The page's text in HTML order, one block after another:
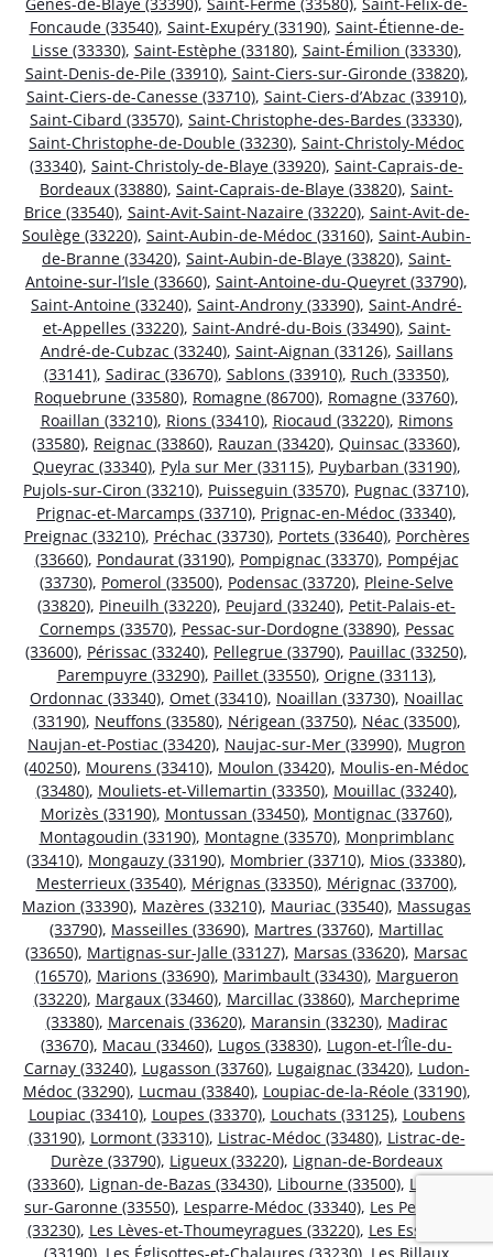
Foncaude (33540), Saint-Exupéry (33190), Saint-Étienne-de-
Lisse (33330), Saint-Estèphe (33180), Saint-Émilion (33330),
Saint-Denis-de-Pile (33910), Saint-Ciers-sur-Gironde (33820),
Saint-Ciers-de-Canesse (33710), Saint-Ciers-d’Abzac (33910),
Saint-Cibard (33570), Saint-Christophe-des-Bardes (33330),
Saint-Christophe-de-Double (33230), Saint-Christoly-Médoc
(33340), Saint-Christoly-de-Blaye (33920), Saint-Caprais-de-
Bordeaux (33880), Saint-Caprais-de-Blaye (33820), Saint-
Brice (33540), Saint-Avit-Saint-Nazaire (33220), Saint-Avit-de-
Soulège (33220), Saint-Aubin-de-Médoc (33160), Saint-Aubin-
de-Branne (33420), Saint-Aubin-de-Blaye (33820), Saint-
Antoine-sur-l’Isle (33660), Saint-Antoine-du-Queyret (33790),
Saint-Antoine (33240), Saint-Androny (33390), Saint-André-
et-Appelles (33220), Saint-André-du-Bois (33490), Saint-
André-de-Cubzac (33240), Saint-Aignan (33126), Saillans
(33141), Sadirac (33670), Sablons (33910), Ruch (33350),
Roquebrune (33580), Romagne (86700), Romagne (33760),
Roaillan (33210), Rions (33410), Riocaud (33220), Rimons
(33580), Reignac (33860), Rauzan (33420), Quinsac (33360),
Queyrac (33340), Pyla sur Mer (33115), Puybarban (33190),
Pujols-sur-Ciron (33210), Puisseguin (33570), Pugnac (33710),
Prignac-et-Marcamps (33710), Prignac-en-Médoc (33340),
Preignac (33210), Préchac (33730), Portets (33640), Porchères
(33660), Pondaurat (33190), Pompignac (33370), Pompéjac
(33730), Pomerol (33500), Podensac (33720), Pleine-Selve
(33820), Pineuilh (33220), Peujard (33240), Petit-Palais-et-
Cornemps (33570), Pessac-sur-Dordogne (33890), Pessac
(33600), Périssac (33240), Pellegrue (33790), Pauillac (33250),
Parempuyre (33290), Paillet (33550), Origne (33113),
Ordonnac (33340), Omet (33410), Noaillan (33730), Noaillac
(33190), Neuffons (33580), Nérigean (33750), Néac (33500),
Naujan-et-Postiac (33420), Naujac-sur-Mer (33990), Mugron
(40250), Mourens (33410), Moulon (33420), Moulis-en-Médoc
(33480), Mouliets-et-Villemartin (33350), Mouillac (33240),
Morizès (33190), Montussan (33450), Montignac (33760),
Montagoudin (33190), Montagne (33570), Monprimblanc
(33410), Mongauzy (33190), Mombrier (33710), Mios (33380),
Mesterrieux (33540), Mérignas (33350), Mérignac (33700),
Mazion (33390), Mazères (33210), Mauriac (33540), Massugas
(33790), Masseilles (33690), Martres (33760), Martillac
(33650), Martignas-sur-Jalle (33127), Marsas (33620), Marsac
(16570), Marions (33690), Marimbault (33430), Margueron
(33220), Margaux (33460), Marcillac (33860), Marcheprime
(33380), Marcenais (33620), Maransin (33230), Madirac
(33670), Macau (33460), Lugos (33830), Lugon-et-l’Île-du-
Carnay (33240), Lugasson (33760), Lugaignac (33420), Ludon-
Médoc (33290), Lucmau (33840), Loupiac-de-la-Réole (33190),
Loupiac (33410), Loupes (33370), Louchats (33125), Loubens
(33190), Lormont (33310), Listrac-Médoc (33480), Listrac-de-
Durèze (33790), Ligueux (33220), Lignan-de-Bordeaux
(33360), Lignan-de-Bazas (33430), Libourne (33500), Lestiac-
sur-Garonne (33550), Lesparre-Médoc (33340), Les Peintures
(33230), Les Lèves-et-Thoumeyragues (33220), Les Esseintes